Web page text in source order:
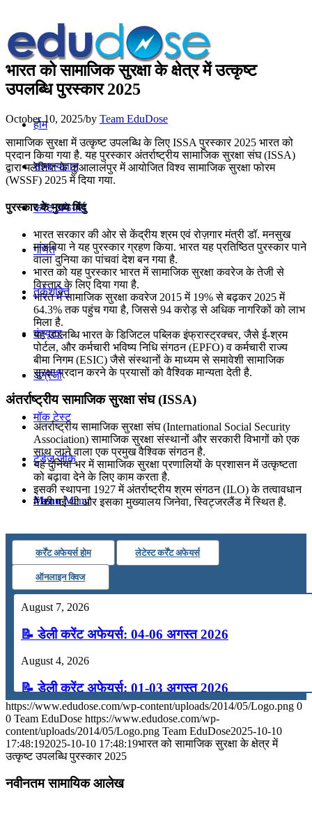
होम
सामान्यज्ञान
करेंट अफेयर्स
गणित
तर्कशक्ति
कंप्यूटर
अंग्रेजी
मॉक टेस्ट
टुडेज जीके
Menu Menu
भारत को सामाजिक सुरक्षा के क्षेत्र में उत्कृष्ट
उपलब्धि पुरस्कार 2025
October 10, 2025/by Team EduDose
सामाजिक सुरक्षा में उत्कृष्ट उपलब्धि के लिए ISSA पुरस्कार 2025 भारत को
प्रदान किया गया है. यह पुरस्कार अंतर्राष्ट्रीय सामाजिक सुरक्षा संघ (ISSA)
द्वारा मलेशिया के कुआलालंपुर में आयोजित विश्व सामाजिक सुरक्षा फोरम
(WSSF) 2025 में दिया गया.
पुरस्कार के मुख्य बिंदु
भारत सरकार की ओर से केंद्रीय श्रम एवं रोज़गार मंत्री डॉ. मनसुख
मांडविया ने यह पुरस्कार ग्रहण किया. भारत यह प्रतिष्ठित पुरस्कार पाने
वाला दुनिया का पांचवां देश बन गया है.
भारत को यह पुरस्कार भारत में सामाजिक सुरक्षा कवरेज के तेजी से
विस्तार के लिए दिया गया है.
भारत में सामाजिक सुरक्षा कवरेज 2015 में 19% से बढ़कर 2025 में
64.3% तक पहुंच गया है, जिससे 94 करोड़ से अधिक नागरिकों को लाभ
मिला है.
यह उपलब्धि भारत के डिजिटल पब्लिक इंफ्रास्ट्रक्चर, जैसे ई-श्रम
पोर्टल, और कर्मचारी भविष्य निधि संगठन (EPFO) व कर्मचारी राज्य
बीमा निगम (ESIC) जैसे संस्थानों के माध्यम से समावेशी सामाजिक
सुरक्षा प्रदान करने के प्रयासों को वैश्विक मान्यता देती है.
अंतर्राष्ट्रीय सामाजिक सुरक्षा संघ (ISSA)
अंतर्राष्ट्रीय सामाजिक सुरक्षा संघ (International Social Security
Association) सामाजिक सुरक्षा संस्थानों और सरकारी विभागों को एक
साथ लाने वाला एक प्रमुख वैश्विक संगठन है.
यह दुनिया भर में सामाजिक सुरक्षा प्रणालियों के प्रशासन में उत्कृष्टता
को बढ़ावा देने के लिए काम करता है.
इसकी स्थापना 1927 में अंतर्राष्ट्रीय श्रम संगठन (ILO) के तत्वावधान
में की गई थी और इसका मुख्यालय जिनेवा, स्विट्जरलैंड में स्थित है.
कर्रेंट अफेयर्स होम लेटेस्ट कर्रेंट अफेयर्स
ऑनलाइन क्विज
August 7, 2026
📝 डेली करेंट अफेयर्स: 04-06 अगस्त 2026
August 4, 2026
📝 डेली करेंट अफेयर्स: 01-03 अगस्त 2026
July 31, 2026
📝 डेली करेंट अफेयर्स: 28-31 जुलाई 2026
https://www.edudose.com/wp-content/uploads/2014/05/Logo.png 0
0 Team EduDose https://www.edudose.com/wp-
content/uploads/2014/05/Logo.png Team EduDose2025-10-10
17:48:192025-10-10 17:48:19भारत को सामाजिक सुरक्षा के क्षेत्र में
उत्कृष्ट उपलब्धि पुरस्कार 2025
नवीनतम सामायिक आलेख